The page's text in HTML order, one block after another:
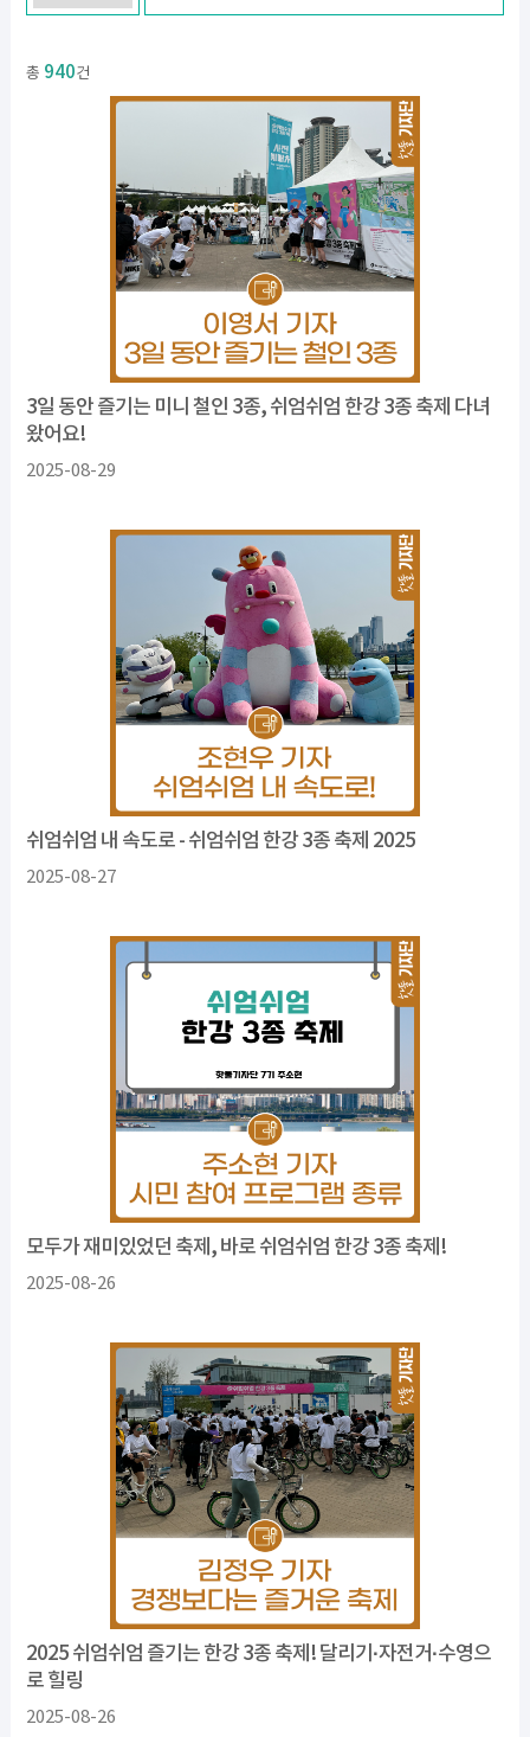
총 940건
3일 동안 즐기는 미니 철인 3종, 쉬엄쉬엄 한강 3종 축제 다녀
왔어요!
2025-08-29
쉬엄쉬엄 내 속도로 - 쉬엄쉬엄 한강 3종 축제 2025
2025-08-27
모두가 재미있었던 축제, 바로 쉬엄쉬엄 한강 3종 축제!
2025-08-26
2025 쉬엄쉬엄 즐기는 한강 3종 축제! 달리기·자전거·수영으
로 힐링
2025-08-26